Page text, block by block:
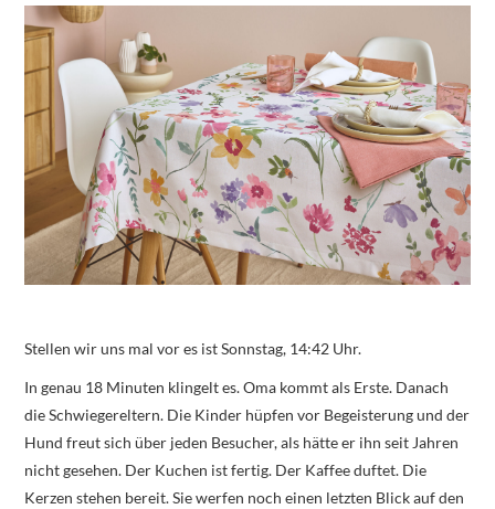
Stellen wir uns mal vor es ist Sonnstag, 14:42 Uhr.
In genau 18 Minuten klingelt es. Oma kommt als Erste. Danach
die Schwiegereltern. Die Kinder hüpfen vor Begeisterung und der
Hund freut sich über jeden Besucher, als hätte er ihn seit Jahren
nicht gesehen. Der Kuchen ist fertig. Der Kaffee duftet. Die
Kerzen stehen bereit. Sie werfen noch einen letzten Blick auf den